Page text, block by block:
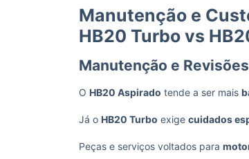
Manutenção e
HB20 Turbo vs
Manutenção e Revisões
O HB20 Aspirado tende a ser mais
Já o HB20 Turbo exige cuidados
Peças e serviços voltados para